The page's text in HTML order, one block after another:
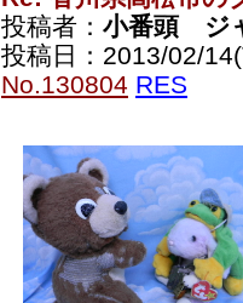
投稿者： 小番頭 ジ
投稿日：2013/02/
No.130804 RES